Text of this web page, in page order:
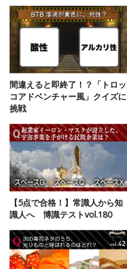
間違えると即終了！？「トロッ
コアドベンチャー風」クイズに
挑戦
【5点で合格！】常識人から知
識人へ 博識テストvol.180